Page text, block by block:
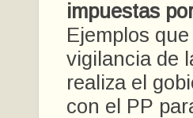
impuestas
Ejemplos
vigilancia de
realiza el
con el PP